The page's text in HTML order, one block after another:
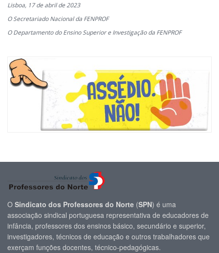
Lisboa, 17 de abril de 2023
O Secretariado Nacional da FENPROF
O Departamento do Ensino Superior e Investigação da FENPROF
O Sindicato dos Professores do Norte (SPN) é uma
associação sindical portuguesa representativa de educadores de
infância, professores dos ensinos básico, secundário e superior,
investigadores, técnicos de educação e outros trabalhadores que
exerçam funções docentes, técnico-pedagógicas.